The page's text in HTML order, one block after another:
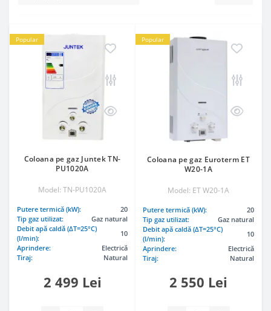
Popular
Coloana pe gaz Juntek TN-
PU1020A
Model: TN-PU1020A
Putere termică (kW):
20
Tip gaz utilizat:
Gaz natural
Debit apă caldă (ΔT=25°C)
(l/min):
10
Aprindere:
Electrică
Tiraj:
Natural
2 499 Lei
Popular
Coloana pe gaz Euroterm ET
W20-1A
Model: ET W20-1A
Putere termică (kW):
20
Tip gaz utilizat:
Gaz natural
Debit apă caldă (ΔT=25°C)
(l/min):
10
Aprindere:
Electrică
Tiraj:
Natural
2 550 Lei